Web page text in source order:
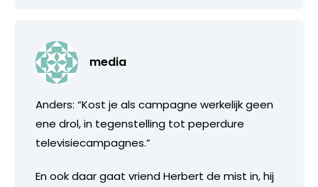
media
Anders: “Kost je als campagne werkelijk geen
ene drol, in tegenstelling tot peperdure
televisiecampagnes.”
En ook daar gaat vriend Herbert de mist in, hij